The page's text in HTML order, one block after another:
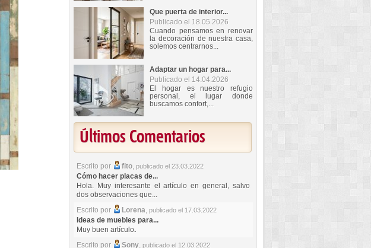
Que puerta de interior...
Publicado el 18.05.2026
Cuando pensamos en renovar
la decoración de nuestra casa,
solemos centrarnos...
Adaptar un hogar para...
Publicado el 14.04.2026
El hogar es nuestro refugio
personal, el lugar donde
buscamos confort,...
Últimos Comentarios
Escrito por fito, publicado el 23.03.2022
Cómo hacer placas de...
Hola. Muy interesante el artículo en general, salvo
dos observaciones que...
Escrito por
Lorena, publicado el 17.03.2022
Ideas de muebles para...
Muy buen artículo.
Escrito por
Sony, publicado el 12.03.2022